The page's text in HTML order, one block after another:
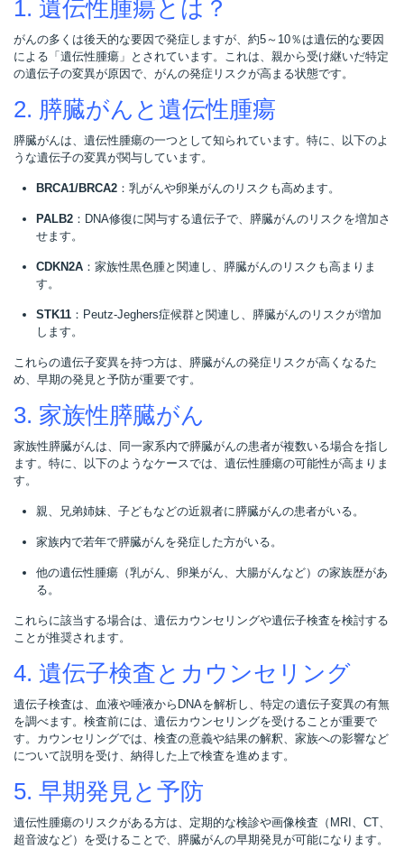
1. 遺伝性腫瘍とは？
がんの多くは後天的な要因で発症しますが、約5～10％は遺伝的な要因
による「遺伝性腫瘍」とされています。これは、親から受け継いだ特定
の遺伝子の変異が原因で、がんの発症リスクが高まる状態です。
2. 膵臓がんと遺伝性腫瘍
膵臓がんは、遺伝性腫瘍の一つとして知られています。特に、以下のよ
うな遺伝子の変異が関与しています。
BRCA1/BRCA2 ：乳がんや卵巣がんのリスクも高めます。
PALB2 ：DNA修復に関与する遺伝子で、膵臓がんのリスクを増加さ
せます。
CDKN2A ：家族性黒色腫と関連し、膵臓がんのリスクも高まりま
す。
STK11 ：Peutz-Jeghers症候群と関連し、膵臓がんのリスクが増加
します。
これらの遺伝子変異を持つ方は、膵臓がんの発症リスクが高くなるた
め、早期の発見と予防が重要です。
3. 家族性膵臓がん
家族性膵臓がんは、同一家系内で膵臓がんの患者が複数いる場合を指し
ます。特に、以下のようなケースでは、遺伝性腫瘍の可能性が高まりま
す。
親、兄弟姉妹、子どもなどの近親者に膵臓がんの患者がいる。
家族内で若年で膵臓がんを発症した方がいる。
他の遺伝性腫瘍（乳がん、卵巣がん、大腸がんなど）の家族歴があ
る。
これらに該当する場合は、遺伝カウンセリングや遺伝子検査を検討する
ことが推奨されます。
4. 遺伝子検査とカウンセリング
遺伝子検査は、血液や唾液からDNAを解析し、特定の遺伝子変異の有無
を調べます。検査前には、遺伝カウンセリングを受けることが重要で
す。カウンセリングでは、検査の意義や結果の解釈、家族への影響など
について説明を受け、納得した上で検査を進めます。
5. 早期発見と予防
遺伝性腫瘍のリスクがある方は、定期的な検診や画像検査（MRI、CT、
超音波など）を受けることで、膵臓がんの早期発見が可能になります。